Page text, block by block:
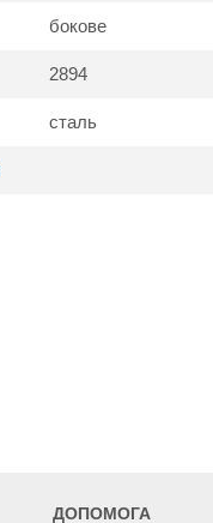
бокове
2894
сталь
ДОПОМОГА